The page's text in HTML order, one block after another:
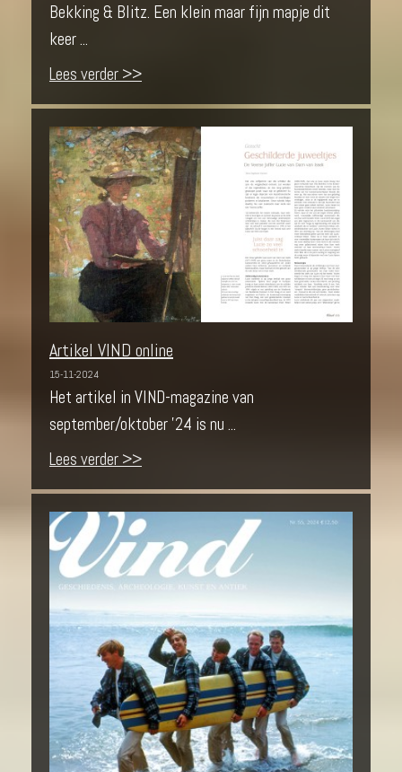
Bekking & Blitz. Een klein maar fijn mapje dit
keer ...
Lees verder >>
Artikel VIND online
15-11-2024
Het artikel in VIND-magazine van
september/oktober '24 is nu ...
Lees verder >>